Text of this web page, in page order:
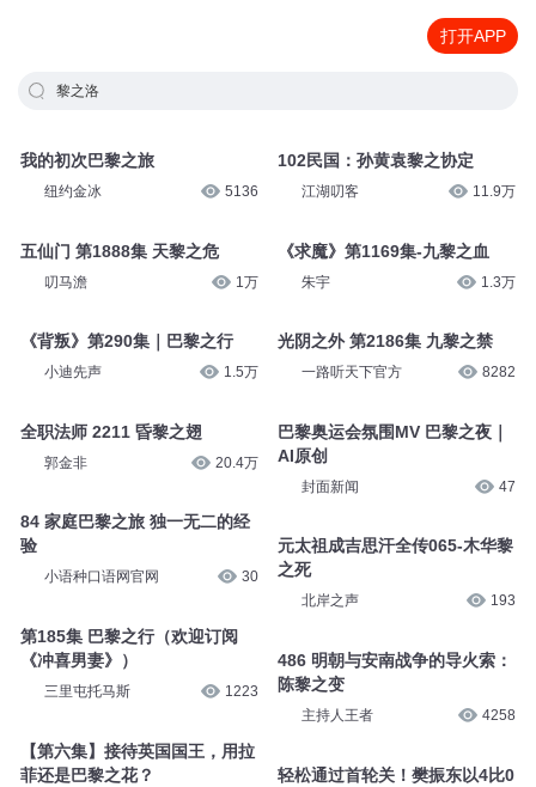
打开APP
黎之洛
我的初次巴黎之旅
纽约金冰 5136
五仙门 第1888集 天黎之危
叨马澹 1万
《背叛》第290集｜巴黎之行
小迪先声 1.5万
全职法师 2211 昏黎之翅
郭金非 20.4万
84 家庭巴黎之旅 独一无二的经
验
小语种口语网官网 30
第185集 巴黎之行（欢迎订阅
《冲喜男妻》）
三里屯托马斯 1223
【第六集】接待英国国王，用拉
菲还是巴黎之花？
102民国：孙黄袁黎之协定
江湖叨客 11.9万
《求魔》第1169集-九黎之血
朱宇 1.3万
光阴之外 第2186集 九黎之禁
一路听天下官方 8282
巴黎奥运会氛围MV 巴黎之夜｜
AI原创
封面新闻 47
元太祖成吉思汗全传065-木华黎
之死
北岸之声 193
486 明朝与安南战争的导火索：
陈黎之变
主持人王者 4258
轻松通过首轮关！樊振东以4比0